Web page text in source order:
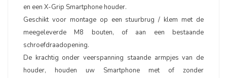
en een X-Grip Smartphone houder.
Geschikt voor montage op een stuurbrug / klem met de
meegeleverde M8 bouten, of aan een bestaande
schroefdraadopening.
De krachtig onder veerspanning staande armpjes van de
houder, houden uw Smartphone met of zonder